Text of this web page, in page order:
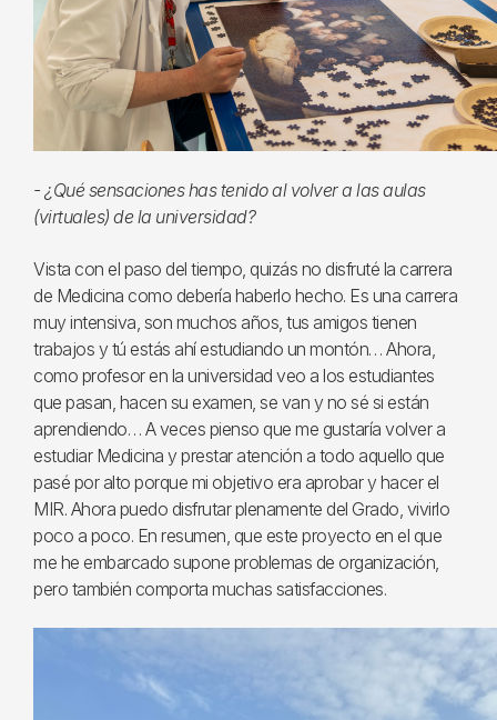
- ¿Qué sensaciones has tenido al volver a las aulas
(virtuales) de la universidad?
Vista con el paso del tiempo, quizás no disfruté la carrera
de Medicina como debería haberlo hecho. Es una carrera
muy intensiva, son muchos años, tus amigos tienen
trabajos y tú estás ahí estudiando un montón… Ahora,
como profesor en la universidad veo a los estudiantes
que pasan, hacen su examen, se van y no sé si están
aprendiendo… A veces pienso que me gustaría volver a
estudiar Medicina y prestar atención a todo aquello que
pasé por alto porque mi objetivo era aprobar y hacer el
MIR. Ahora puedo disfrutar plenamente del Grado, vivirlo
poco a poco. En resumen, que este proyecto en el que
me he embarcado supone problemas de organización,
pero también comporta muchas satisfacciones.